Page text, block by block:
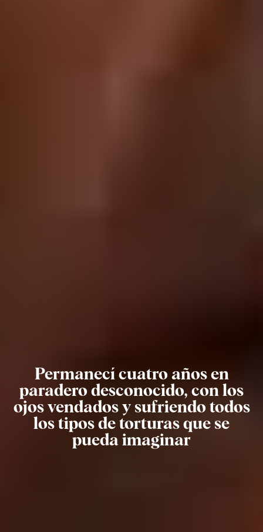
Permanecí cuatro años en
paradero desconocido, con los
ojos vendados y sufriendo todos
los tipos de torturas que se
pueda imaginar